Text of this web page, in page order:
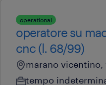
operational
operatore su
cnc (l. 68/99)
marano vicentino,
tempo